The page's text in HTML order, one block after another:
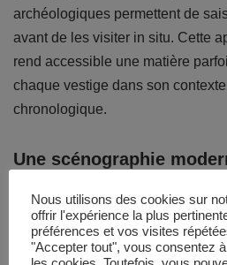
archéologiques permettent de
avant de les visiter in situ. Cette
rend accessible une matière
chaque vestige dans son
chronologique.
Une scénographie
Le musée mise sur une
vitrines bien éclairées mettent en
Nous utilisons des cookies sur
offrir l'expérience la plus
préférences et vos visites
"Accepter tout", vous consentez